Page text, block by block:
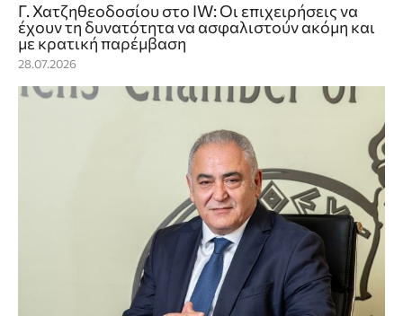
Γ. Χατζηθεοδοσίου στο IW: Οι επιχειρήσεις να
έχουν τη δυνατότητα να ασφαλιστούν ακόμη και
με κρατική παρέμβαση
28.07.2026